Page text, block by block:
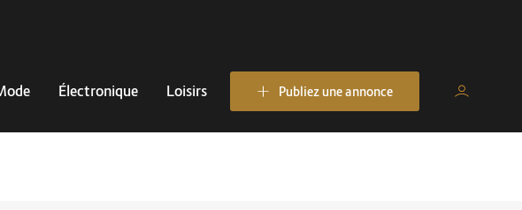
Électronique Loisirs Publiez une annonce